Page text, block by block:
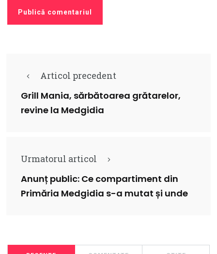
Articol precedent
Grill Mania, sărbătoarea grătarelor,
revine la Medgidia
Urmatorul articol
Anunț public: Ce compartiment din
Primăria Medgidia s-a mutat și unde